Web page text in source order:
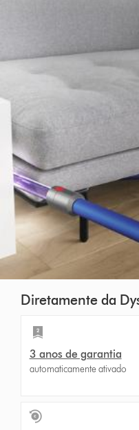
Diretamente da
3 anos de garantia
automaticamente ativado